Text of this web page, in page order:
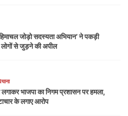
जोड़ो सदस्यता अभियान’ ने पकड़ी
से जुड़ने की अपील
भाजपा का निगम प्रशासन पर हमला,
के लगाए आरोप